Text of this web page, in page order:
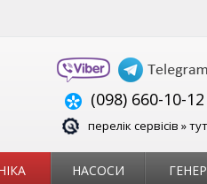
(098) 660-10-12
перелік сервісів » тут
НАСОСИ